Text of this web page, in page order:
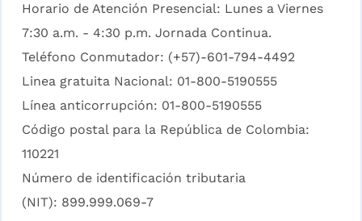
Horario de Atención Presencial: Lunes a Viernes
7:30 a.m. - 4:30 p.m. Jornada Continua.
Teléfono Conmutador: (+57)-601-794-4492
Linea gratuita Nacional: 01-800-5190555
Línea anticorrupción: 01-800-5190555
Código postal para la República de Colombia:
110221
Número de identificación tributaria
(NIT): 899.999.069-7